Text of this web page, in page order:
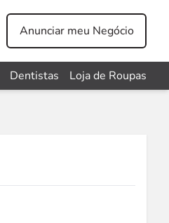
Anunciar meu Negócio
Dentistas Loja de Roupas